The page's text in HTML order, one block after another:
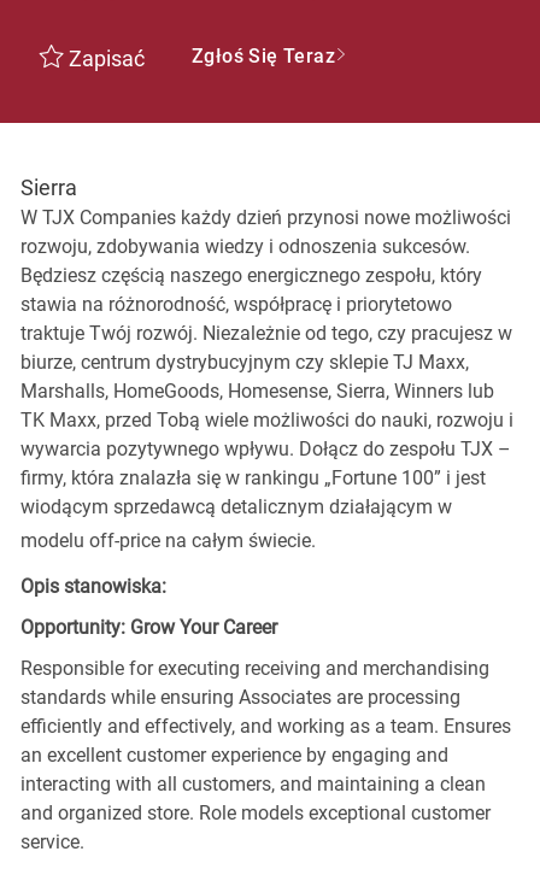
Zapisać Zgłoś Się Teraz
Sierra
W TJX Companies każdy dzień przynosi nowe możliwości
rozwoju, zdobywania wiedzy i odnoszenia sukcesów.
Będziesz częścią naszego energicznego zespołu, który
stawia na różnorodność, współpracę i priorytetowo
traktuje Twój rozwój. Niezależnie od tego, czy pracujesz w
biurze, centrum dystrybucyjnym czy sklepie TJ Maxx,
Marshalls, HomeGoods, Homesense, Sierra, Winners lub
TK Maxx, przed Tobą wiele możliwości do nauki, rozwoju i
wywarcia pozytywnego wpływu. Dołącz do zespołu TJX –
firmy, która znalazła się w rankingu „Fortune 100” i jest
wiodącym sprzedawcą detalicznym działającym w
modelu off-price na całym świecie.
Opis stanowiska:
Opportunity: Grow Your Career
Responsible for executing receiving and merchandising
standards while ensuring Associates are processing
efficiently and effectively, and working as a team. Ensures
an excellent customer experience by engaging and
interacting with all customers, and maintaining a clean
and organized store. Role models exceptional customer
service.